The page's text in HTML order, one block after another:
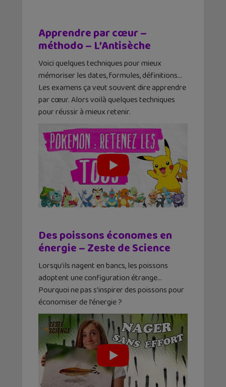
Apprendre par cœur –
méthodo – L’Antisèche
Voici quelques techniques pour mieux
mémoriser les dates, formules, définitions…
Les examens ça veut souvent dire apprendre
par cœur. Alors voilà quelques techniques
pour réussir à mieux retenir.
Des poissons économes en
énergie – Zeste de Science
Lorsqu’ils nagent en bancs, les poissons
adoptent une configuration étrange…
Pourquoi ne pas s’inspirer des poissons pour
économiser de l’énergie ?